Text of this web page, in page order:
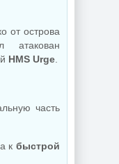
от острова
атакован
HMS Urge
часть
к быстрой